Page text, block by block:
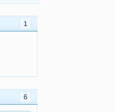
1
6